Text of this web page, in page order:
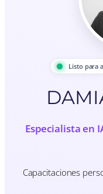
Listo para
Especialista en
Capacitaciones